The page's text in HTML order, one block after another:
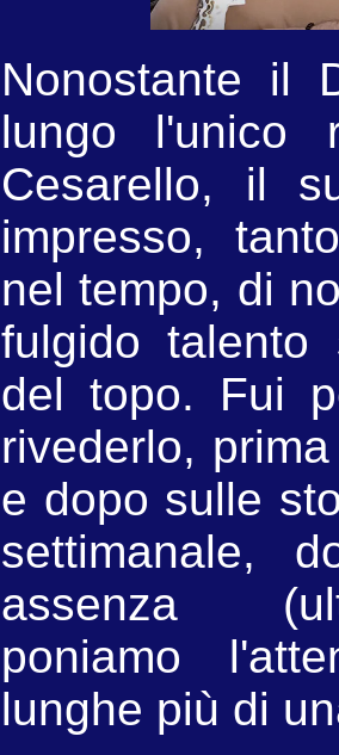
Nonostante il
lungo l'unico
Cesarello, il
impresso,
nel tempo, di
fulgido
del topo. Fui
rivederlo,
e dopo sulle
settimanale,
assenza
poniamo
lunghe più di